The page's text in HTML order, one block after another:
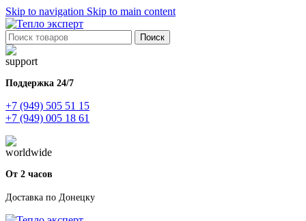
Skip to navigation Skip to main content
Поиск
Поддержка 24/7
+7 (949) 505 51 15
+7 (949) 005 18 61
От 2 часов
Доставка по Донецку